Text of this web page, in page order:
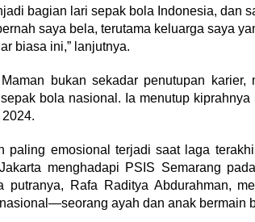
bagian lari sepak bola Indonesia, dan
saya bela, terutama keluarga saya
biasa ini,” lanjutnya.
bukan sekadar penutupan
bola nasional. Ia menutup
paling emosional terjadi saat laga
menghadapi PSIS Semarang
putranya, Rafa Raditya Abdurahman,
ayah dan anak bermain